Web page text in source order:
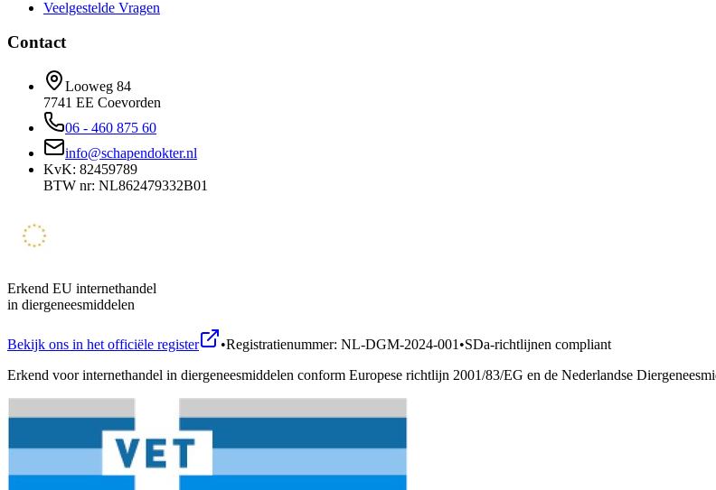
Veelgestelde Vragen
Contact
Looweg 84
7741 EE Coevorden
06 - 460 875 60
info@schapendokter.nl
KvK: 82459789
BTW nr: NL862479332B01
Erkend EU internethandel
in diergeneesmiddelen
Bekijk ons in het officiële register •Registratienummer: NL-DGM-2024-001 •SDa-richtlijnen compliant
Erkend voor internethandel in diergeneesmiddelen conform Europese richtlijn 2001/83/EG en de Nederlandse